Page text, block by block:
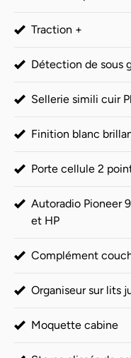
Traction +
Détection de sous
Sellerie simili cuir
Finition blanc
Porte cellule 2
Autoradio Pioneer
et HP
Complément
Organiseur sur lits
Moquette cabine